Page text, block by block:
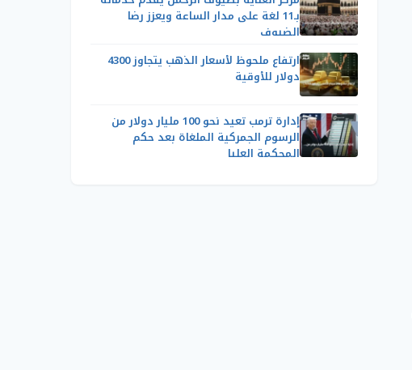
بـ11 لغة على مدار الساعة ويعزز رضا
الضيوف
ارتفاع ملحوظ لأسعار الذهب يتجاوز 4300
دولار للأوقية
إدارة ترمب تعيد نحو 100 مليار دولار من
الرسوم الجمركية الملغاة بعد حكم
المحكمة العليا